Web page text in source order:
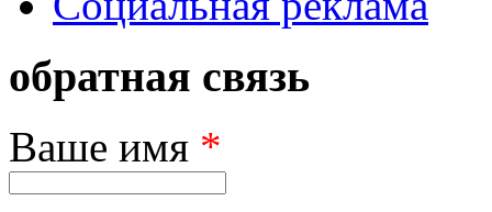
обратная связь
Ваше имя *